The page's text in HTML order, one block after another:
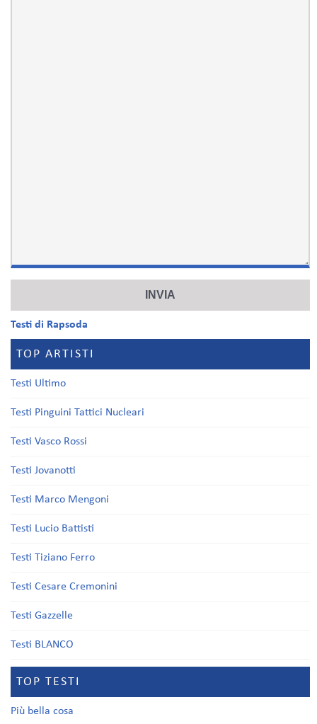
Testi di Rapsoda
TOP ARTISTI
Testi Ultimo
Testi Pinguini Tattici Nucleari
Testi Vasco Rossi
Testi Jovanotti
Testi Marco Mengoni
Testi Lucio Battisti
Testi Tiziano Ferro
Testi Cesare Cremonini
Testi Gazzelle
Testi BLANCO
TOP TESTI
Più bella cosa